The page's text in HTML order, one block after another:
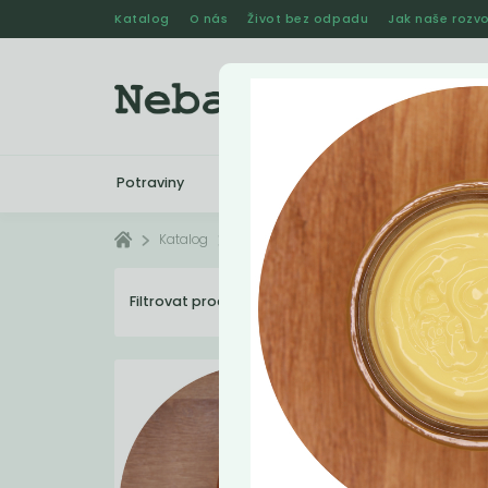
Katalog O nás Život bez odpadu Jak naše
Potraviny Drogerie Kosmetika
Katalog Kosmetika Kosmetika - vážená
Filtrovat produkty 4